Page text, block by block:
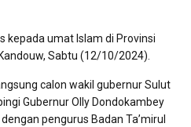
kepada umat Islam di Provinsi
Sabtu (12/10/2024).
calon wakil gubernur Sulut
Gubernur Olly Dondokambey
pengurus Badan Ta’mirul